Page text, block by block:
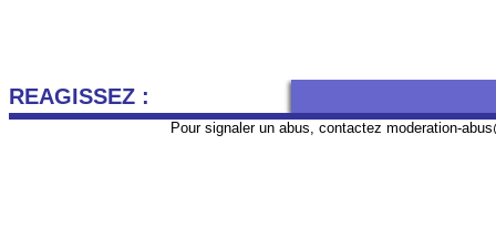
REAGISSEZ :
Pour signaler un abus, contactez moderation-